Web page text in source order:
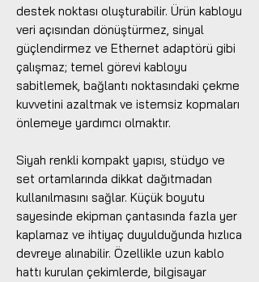
destek noktası oluşturabilir. Ürün kabloyu
veri açısından dönüştürmez, sinyal
güçlendirmez ve Ethernet adaptörü gibi
çalışmaz; temel görevi kabloyu
sabitlemek, bağlantı noktasındaki çekme
kuvvetini azaltmak ve istemsiz kopmaları
önlemeye yardımcı olmaktır.
Siyah renkli kompakt yapısı, stüdyo ve
set ortamlarında dikkat dağıtmadan
kullanılmasını sağlar. Küçük boyutu
sayesinde ekipman çantasında fazla yer
kaplamaz ve ihtiyaç duyulduğunda hızlıca
devreye alınabilir. Özellikle uzun kablo
hattı kurulan çekimlerde, bilgisayar